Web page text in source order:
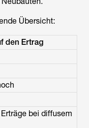
Übersicht:
den Ertrag
bei diffusem